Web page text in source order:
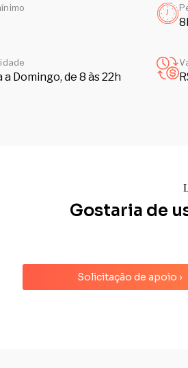
a Domingo, de 8 às 22h
Gostaria de
Solicitação de apoio ›